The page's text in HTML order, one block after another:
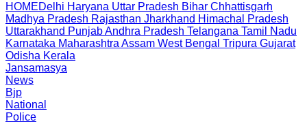
HOMEDelhi Haryana Uttar Pradesh Bihar Chhattisgarh
Madhya Pradesh Rajasthan Jharkhand Himachal Pradesh
Uttarakhand PunjabAndhra Pradesh Telangana Tamil Nadu
Karnataka Maharashtra Assam West Bengal Tripura Gujarat
Odisha Kerala
Jansamasya
News
Bjp
National
Police